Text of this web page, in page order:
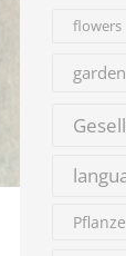
flowers
garden
Pflanze